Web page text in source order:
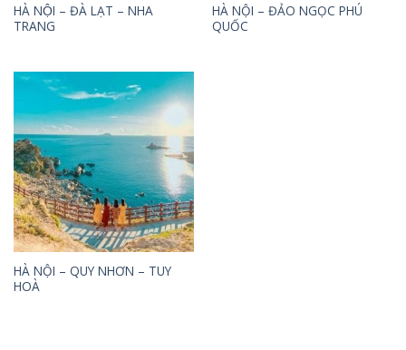
HÀ NỘI – ĐÀ LẠT – NHA
TRANG
HÀ NỘI – ĐẢO NGỌC PHÚ
QUỐC
HÀ NỘI – QUY NHƠN – TUY
HOÀ